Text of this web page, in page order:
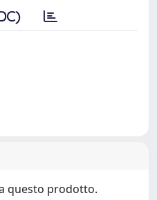
questo prodotto.